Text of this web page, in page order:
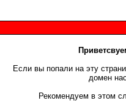
Если вы попали на эту
домен
Рекомендуем в этом